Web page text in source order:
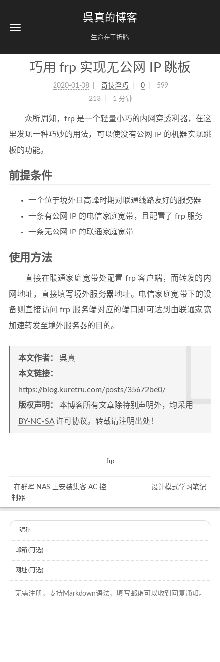
呉真的博客
生命在于折腾
巧用 frp 实现无公网 IP 跳板
2020-01-08 奇技淫巧 0
599
213
1 分钟
众所周知， frp是一个轻量小巧的内网穿透利器，在这
里发现一种巧妙的用法，可以使没有公网 IP 的机器实现跳
板的功能。
前提条件
一个位于境外且高峰时期对联通线路友好的服务器
一条有公网 IP 的电信家庭宽带，且配置了 frp 服务
一条无公网 IP 的联通家庭宽带
使用方法
直接在联通家庭宽带处配置 frp 客户端，而转发的内
网地址，直接填写境外服务器地址。电信家庭宽带下的设
备则直接访问 frp 服务端对应的端口即可达到由联通家宽
加速转发至境外服务器的目的。
本文作者： 呉真
本文链接：
https://blog.kuretru.com/posts/35672be0/
版权声明： 本博客所有文章除特别声明外，均采用
BY-NC-SA许可协议。转载请注明出处！
frp
在群晖 NAS 上安装集客 AC 控
制器
设计模式学习笔记
昵称
邮箱 (可选)
网址 (可选)